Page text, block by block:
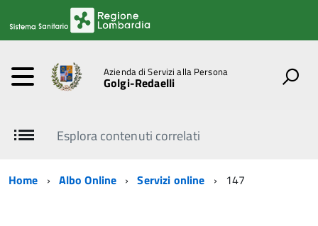
Azienda di Servizi alla Persona
Golgi-Redaelli
Esplora contenuti correlati
Home Albo Online Servizi online 147